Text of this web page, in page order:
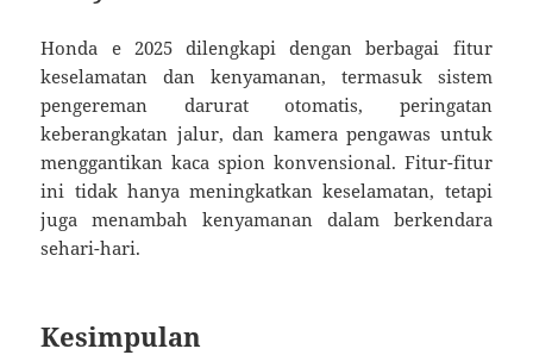
Honda e 2025 dilengkapi dengan berbagai fitur
keselamatan dan kenyamanan, termasuk sistem
pengereman darurat otomatis, peringatan
keberangkatan jalur, dan kamera pengawas untuk
menggantikan kaca spion konvensional. Fitur-fitur
ini tidak hanya meningkatkan keselamatan, tetapi
juga menambah kenyamanan dalam berkendara
sehari-hari.
Kesimpulan